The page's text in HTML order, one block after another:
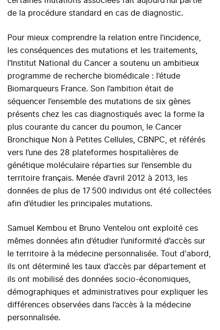
de la procédure standard en cas de diagnostic.
Pour mieux comprendre la relation entre l’incidence,
les conséquences des mutations et les traitements,
l’Institut National du Cancer a soutenu un ambitieux
programme de recherche biomédicale : l’étude
Biomarqueurs France. Son l’ambition était de
séquencer l’ensemble des mutations de six gènes
présents chez les cas diagnostiqués avec la forme la
plus courante du cancer du poumon, le Cancer
Bronchique Non à Petites Cellules, CBNPC, et référés
vers l’une des 28 plateformes hospitalières de
génétique moléculaire réparties sur l’ensemble du
territoire français. Menée d’avril 2012 à 2013, les
données de plus de 17 500 individus ont été collectées
afin d’étudier les principales mutations.
Samuel Kembou et Bruno Ventelou ont exploité ces
mêmes données afin d’étudier l’uniformité d’accès sur
le territoire à la médecine personnalisée. Tout d'abord,
ils ont déterminé les taux d’accès par département et
ils ont mobilisé des données socio-économiques,
démographiques et administratives pour expliquer les
différences observées dans l’accès à la médecine
personnalisée.